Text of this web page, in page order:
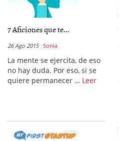
7 Aficiones que te...
26 Ago 2015 Sonia
La mente se ejercita, de eso
no hay duda. Por eso, si se
quiere permanecer … Leer